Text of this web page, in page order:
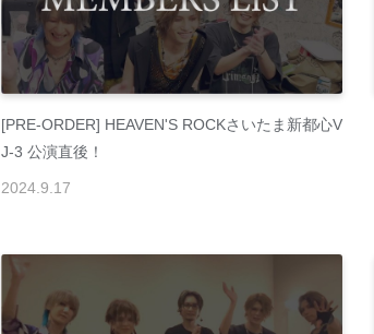
[PRE-ORDER] HEAVEN'S ROCKさいたま新都心V
J-3 公演直後！
2024 9 17